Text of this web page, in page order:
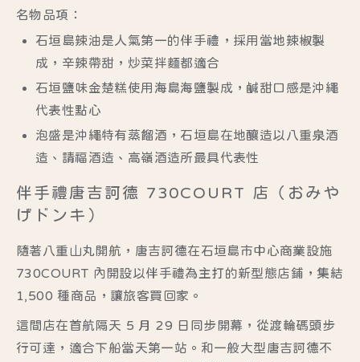
名物品項：
石垣島辣油是人氣第一的伴手禮，採用當地辣椒製
成，辛辣帶甜，炒菜拌麵都適合
石垣鹽味金楚糕使用海島海鹽製成，鹹甜口感是沖繩
代表性點心
泡盛是沖繩特有蒸餾酒，石垣島在地釀造以八重泉酒
造、請福酒造、高嶺酒造所最具代表性
伴手禮唐吉訶德 730COURT 店（おみや
げドンキ）
隨著八重山丸開航，唐吉訶德在石垣島市中心商業設施
730COURT 內開設以伴手禮為主打的新型態店鋪，集結
1,500 種商品，讓旅客買回家。
這間店在首航隔天 5 月 29 日同步開幕，從渡輪碼頭步
行可達，適合下船當天第一站。和一般大型唐吉訶德不